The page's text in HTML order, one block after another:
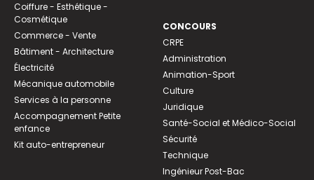
Coiffure - Esthétique -
Cosmétique
Commerce - Vente
Bâtiment - Architecture
Électricité
Mécanique automobile
Services à la personne
Accompagnement Petite
enfance
Kit auto-entrepreneur
CONCOURS
CRPE
Administration
Animation-Sport
Culture
Juridique
Santé-Social et Médico-Social
Sécurité
Technique
Ingénieur Post-Bac